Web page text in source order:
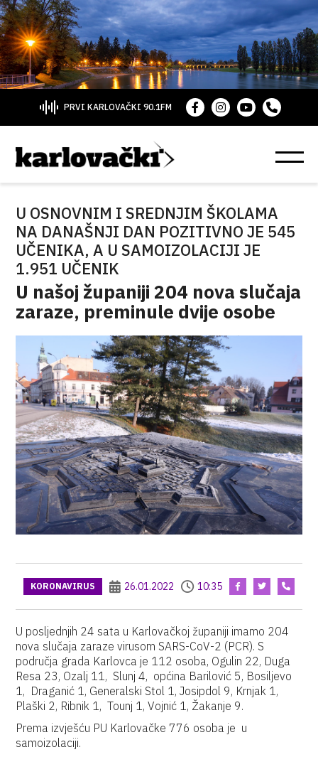
PRVI KARLOVAČKI 90.1FM
U OSNOVNIM I SREDNJIM ŠKOLAMA
NA DANAŠNJI DAN POZITIVNO JE 545
UČENIKA, A U SAMOIZOLACIJI JE
1.951 UČENIK
U našoj županiji 204 nova slučaja
zaraze, preminule dvije osobe
KORONAVIRUS 26.01.2022 10:35
U posljednjih 24 sata u Karlovačkoj županiji imamo 204
nova slučaja zaraze virusom SARS-CoV-2 (PCR). S
područja grada Karlovca je 112 osoba, Ogulin 22, Duga
Resa 23, Ozalj 11, Slunj 4, općina Barilović 5, Bosiljevo
1, Draganić 1, Generalski Stol 1, Josipdol 9, Krnjak 1,
Plaški 2, Ribnik 1, Tounj 1, Vojnić 1, Žakanje 9.
Prema izvješću PU Karlovačke 776 osoba je u
samoizolaciji.